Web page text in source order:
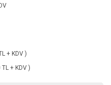
+ KDV )
+ KDV )